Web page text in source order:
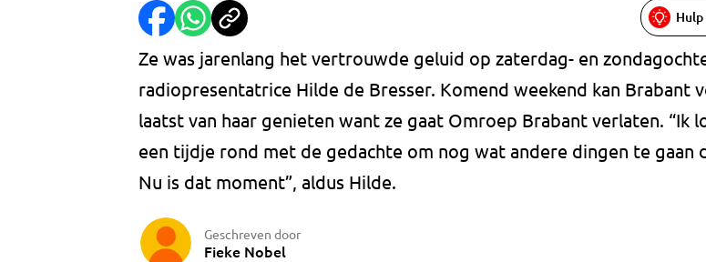
Ze was jarenlang het vertrouwde geluid op zaterdag- en
radiopresentatrice Hilde de Bresser. Komend weekend kan Brabant
laatst van haar genieten want ze gaat Omroep Brabant verlaten. “Ik
een tijdje rond met de gedachte om nog wat andere dingen te gaan
Nu is dat moment”, aldus Hilde.
Geschreven door
Fieke Nobel